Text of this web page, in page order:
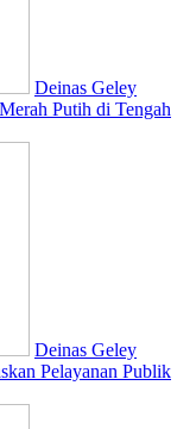
Deinas Geley
Putih di Tengah
Deinas Geley
Pelayanan Publik